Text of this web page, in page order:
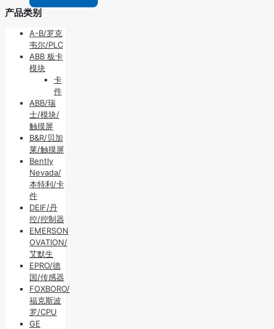
产品类别
A-B/罗克
韦尔/PLC
ABB 板卡
模块
卡
件
ABB/瑞
士/模块/
触摸屏
B&R/贝加
莱/触摸屏
Bently
Nevada/
本特利/卡
件
DEIF/丹
控/控制器
EMERSON
OVATION/
艾默生
EPRO/德
国/传感器
FOXBORO/
福克斯波
罗/CPU
GE